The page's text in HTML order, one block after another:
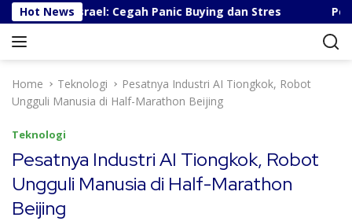
k
Hot News
Israel: Cegah Panic Buying dan Stres Pesatnya
Home Teknologi
Pesatnya Industri AI Tiongkok, Robot
Ungguli Manusia di Half-Marathon Beijing
Teknologi
Pesatnya Industri AI Tiongkok, Robot
Ungguli Manusia di Half-Marathon
Beijing